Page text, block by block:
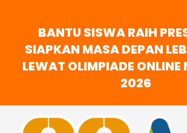
BANTU SISWA RAIH
SIAPKAN MASA DEPAN
LEWAT OLIMPIADE ONLINE
2026